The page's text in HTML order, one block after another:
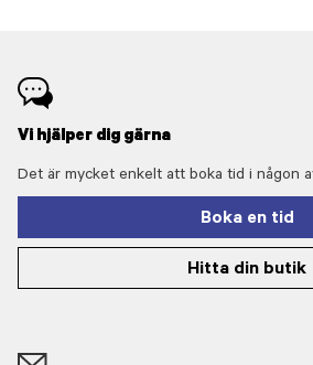
Vi hjälper dig gärna
Det är mycket enkelt att boka tid i någon
Boka en tid
Hitta din butik